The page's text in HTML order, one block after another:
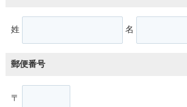
姓 名
郵便番号
〒